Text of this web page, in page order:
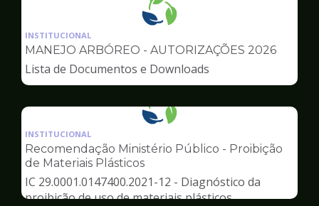
Ilustração
pagina
Meio
INSTITUCIONAL
MANEJO ARBÓREO - AUTORIZAÇÕES 2026
Lista de Documentos e Downloads
Ilustração
pagina
Meio
Ambiente
INSTITUCIONAL
Recomendação Ministério Público - Proibição
de Materiais Plásticos
IC 29.0001.0147400.2021-12 - Diagnóstico da
proibição de uso de materiais plásticos